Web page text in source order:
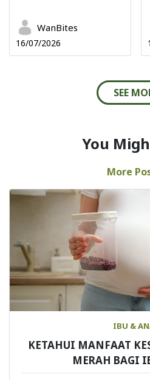
WanBites
16/07/2026
SEE
You
More
IBU &
KETAHUI MANFAAT
MERAH BAGI